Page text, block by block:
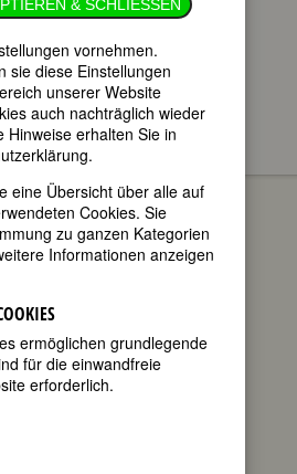
im ganzen Text
nur in Titeln
& SCHLIESSEN
vornehmen.
sie diese Einstellungen
unserer Website
auch nachträglich wieder
Hinweise erhalten Sie in
eine Übersicht über alle auf
Cookies. Sie
zu ganzen Kategorien
Informationen anzeigen
ermöglichen grundlegende
für die einwandfreie
erforderlich.